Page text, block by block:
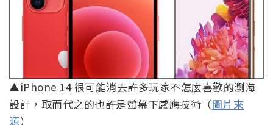
▲iPhone 14 很可能消去許多玩家不怎麼喜歡的瀏海
設計，取而代之的也許是螢幕下感應技術（圖片來
源）